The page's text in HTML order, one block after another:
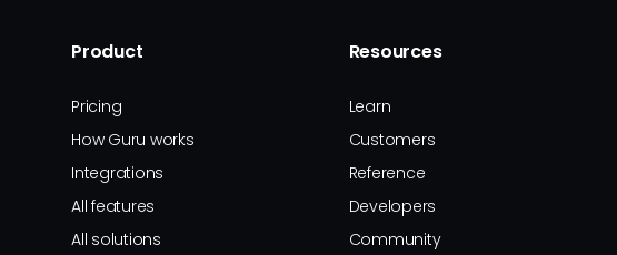
Product
Pricing
How Guru works
Integrations
All features
All solutions
Resources
Learn
Customers
Reference
Developers
Community